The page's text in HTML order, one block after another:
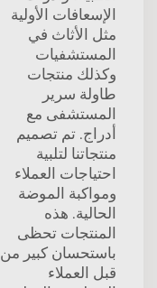
الإسعافات الأولية
مثل الأثاث في
المستشفيات
وكذلك منتجات
طاولة سرير
المستشفى مع
أدراج. تم تصميم
منتجاتنا لتلبية
احتياجات العملاء
ومواكبة الموضة
الحالية. هذه
المنتجات تحظى
باستحسان كبير من
قبل العملاء